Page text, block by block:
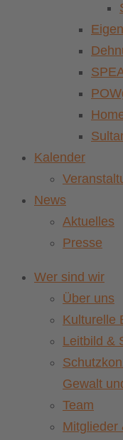
Kalender
News
Aktuelles
Presse
Wer sind wir
Über uns
Kulturelle
Leitbild &
Gewalt
Team
Mitglieder